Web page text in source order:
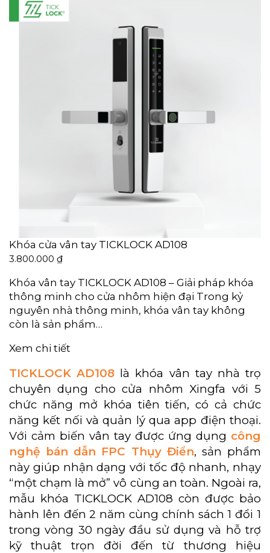
Khóa cửa vân tay TICKLOCK AD108
3.800.000 ₫
Khóa vân tay TICKLOCK AD108 – Giải pháp khóa
thông minh cho cửa nhôm hiện đại Trong kỷ
nguyên nhà thông minh, khóa vân tay không
còn là sản phẩm…
Xem chi tiết
TICKLOCK AD108 là khóa vân tay nhà trọ
chuyên dụng cho cửa nhôm Xingfa với 5
chức năng mở khóa tiên tiến, có cả chức
năng kết nối và quản lý qua app điện thoại.
Với cảm biến vân tay được ứng dụng công
nghệ bán dẫn FPC Thụy Điển, sản phẩm
này giúp nhận dạng với tốc độ nhanh, nhạy
“một chạm là mở” vô cùng an toàn. Ngoài ra,
mẫu khóa TICKLOCK AD108 còn được bảo
hành lên đến 2 năm cùng chính sách 1 đổi 1
trong vòng 30 ngày đầu sử dụng và hỗ trợ
kỹ thuật trọn đời đến từ thương hiệu